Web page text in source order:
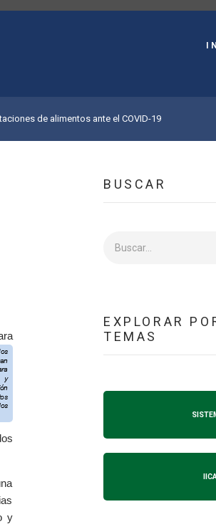
de alimentos ante el COVID-19
y
BUSCAR
EXPLORAR
TEMAS